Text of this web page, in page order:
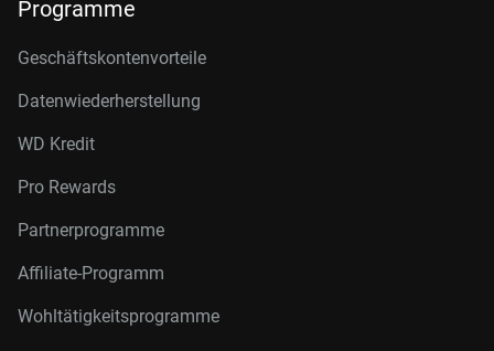
Programme
Geschäftskontenvorteile
Datenwiederherstellung
WD Kredit
Pro Rewards
Partnerprogramme
Affiliate-Programm
Wohltätigkeitsprogramme